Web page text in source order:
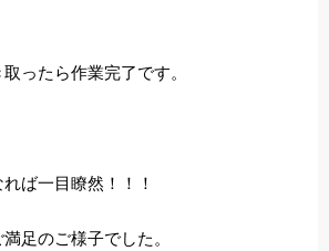
ったら作業完了です。
ば一目瞭然！！！
足のご様子でした。